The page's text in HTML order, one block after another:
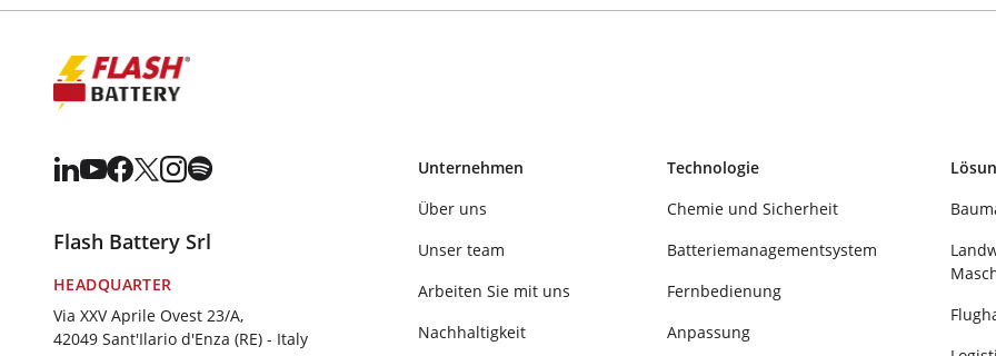
Flash Battery Srl
HEADQUARTER
Via XXV Aprile Ovest 23/A,
42049 Sant'Ilario d'Enza (RE) - Italy
Unternehmen
Über uns
Unser team
Arbeiten Sie mit uns
Nachhaltigkeit
Technologie
Chemie und Sicherheit
Batteriemanagementsystem
Fernbedienung
Anpassung